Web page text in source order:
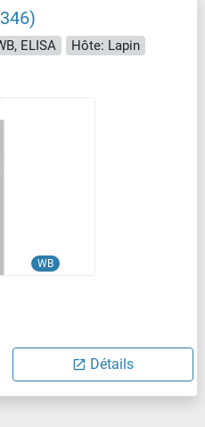
ELISA
Hôte: Lapin
WB
Détails